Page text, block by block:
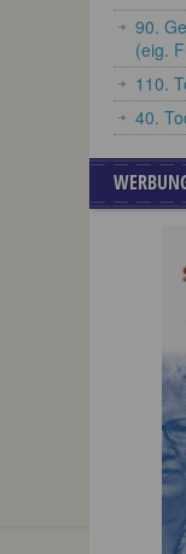
90.
(eig.
110.
40.